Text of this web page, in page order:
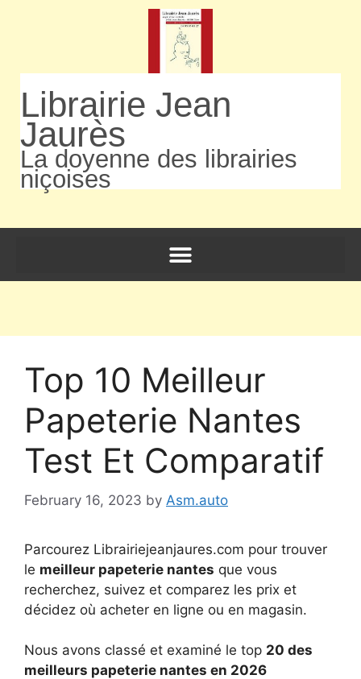
Librairie Jean
Jaurès
La doyenne des librairies
niçoises
Top 10 Meilleur
Papeterie Nantes
Test Et Comparatif
February 16, 2023 by Asm.auto
Parcourez Librairiejeanjaures.com pour trouver
le meilleur papeterie nantes que vous
recherchez, suivez et comparez les prix et
décidez où acheter en ligne ou en magasin.
Nous avons classé et examiné le top 20 des
meilleurs papeterie nantes en 2026